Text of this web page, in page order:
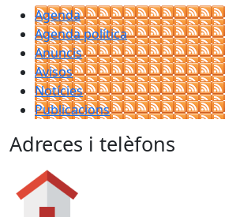
Agenda
Agenda política
Anuncis
Avisos
Notícies
Publicacions
Adreces i telèfons